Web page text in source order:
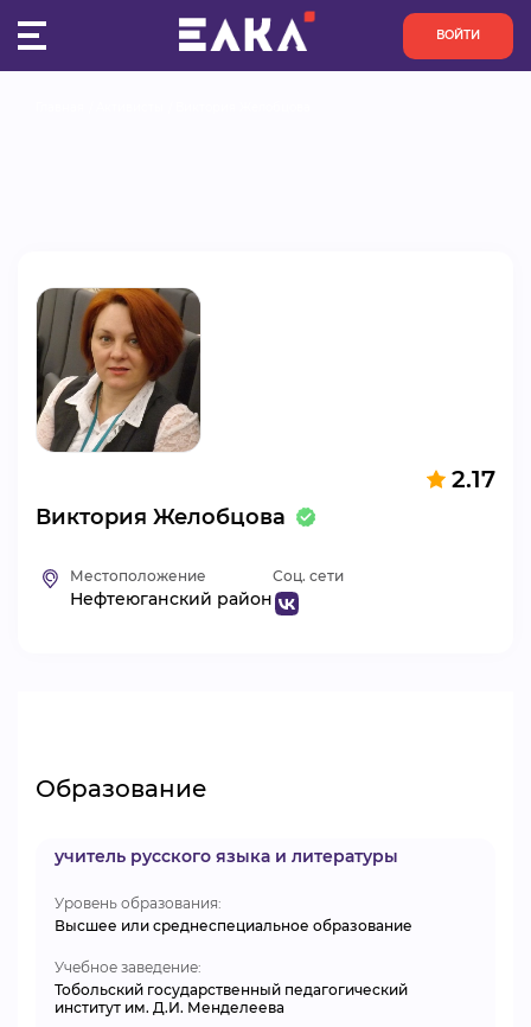
ВОЙТИ
АКТИВИСТЫ
ПРОЕКТЫ
АНАЛИТИКА
БАЗА ЗНАНИЙ
2.17
Виктория Желобцова
Местоположение
Нефтеюганский район
Соц. сети
Образование
учитель русского языка и литературы
Уровень образования:
Высшее или среднеспециальное образование
Учебное заведение:
Тобольский государственный педагогический
институт им. Д.И. Менделеева